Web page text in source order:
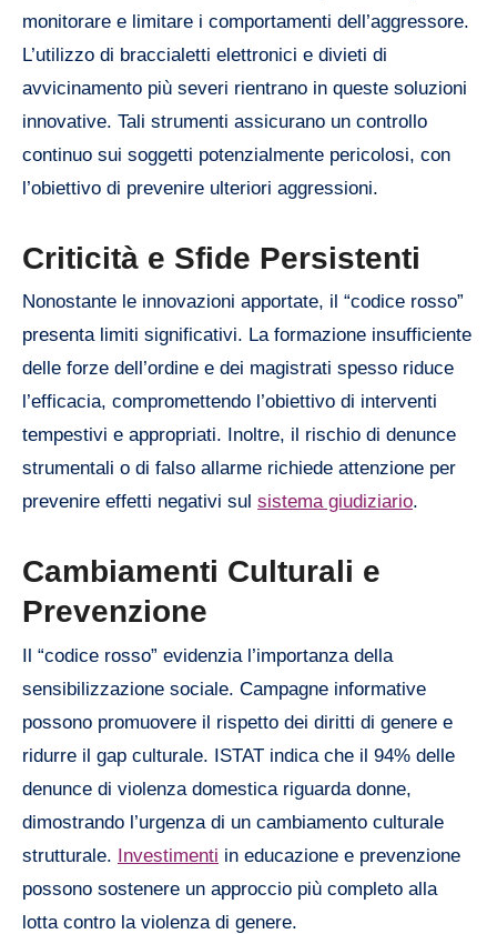
monitorare e limitare i comportamenti dell’aggressore.
L’utilizzo di braccialetti elettronici e divieti di
avvicinamento più severi rientrano in queste soluzioni
innovative. Tali strumenti assicurano un controllo
continuo sui soggetti potenzialmente pericolosi, con
l’obiettivo di prevenire ulteriori aggressioni.
Criticità e Sfide Persistenti
Nonostante le innovazioni apportate, il “codice rosso”
presenta limiti significativi. La formazione insufficiente
delle forze dell’ordine e dei magistrati spesso riduce
l’efficacia, compromettendo l’obiettivo di interventi
tempestivi e appropriati. Inoltre, il rischio di denunce
strumentali o di falso allarme richiede attenzione per
prevenire effetti negativi sul sistema giudiziario.
Cambiamenti Culturali e
Prevenzione
Il “codice rosso” evidenzia l’importanza della
sensibilizzazione sociale. Campagne informative
possono promuovere il rispetto dei diritti di genere e
ridurre il gap culturale. ISTAT indica che il 94% delle
denunce di violenza domestica riguarda donne,
dimostrando l’urgenza di un cambiamento culturale
strutturale. Investimenti in educazione e prevenzione
possono sostenere un approccio più completo alla
lotta contro la violenza di genere.